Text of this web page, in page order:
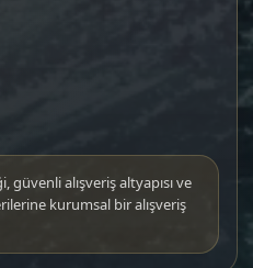
alışveriş altyapısı ve
kurumsal bir alışveriş